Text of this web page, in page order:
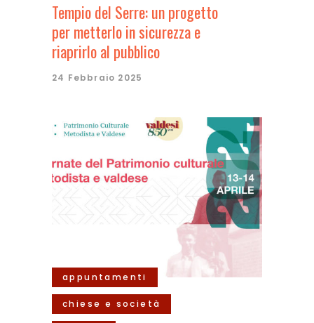
Tempio del Serre: un progetto
per metterlo in sicurezza e
riaprirlo al pubblico
24 Febbraio 2025
appuntamenti
chiese e società